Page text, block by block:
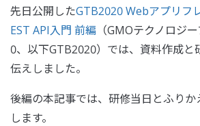
先日公開したGTB2020 Webアプリフ
EST API入門 前編 （GMOテクノロジ
0、以下GTB2020）では、資料作成と
伝えしました。
後編の本記事では、研修当日とふり
します。